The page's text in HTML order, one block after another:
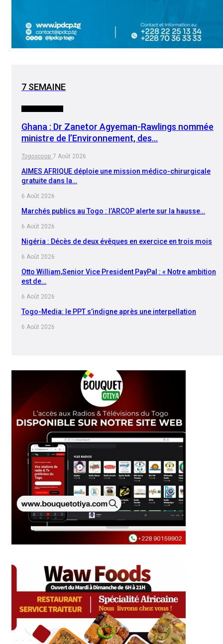
7 SEMAINE
Ghana : Dr Zanetor Agyeman-Rawlings nommée
ministre de l’Environnement, des…
Togoscoop 7 Août 2026
AIMES AFRIQUE déploie une mission médico-chirurgicale
gratuite dans la…
6 Août 2026
Marchés publics au Togo : l’ARCOP alerte sur la hausse…
6 Août 2026
Nigéria : Décès de deux évêques en exercice en trois mois
6 Août 2026
Otto William,Senior Vice President PayPal : « Notre ambition
est de…
6 Août 2026
Togo-Media: le PPT s’indigne après une interpellation
6 Août 2026